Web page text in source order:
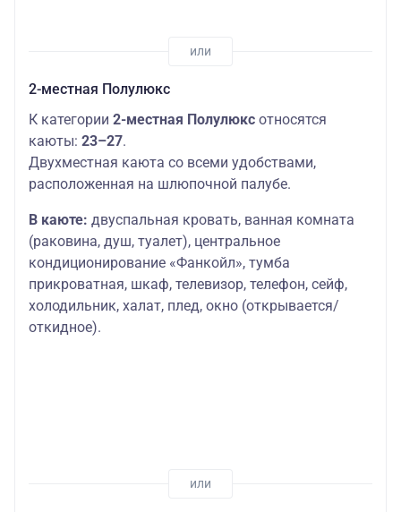
2-местная Полулюкс
К категории 2-местная Полулюкс относятся
каюты: 23–27.
Двухместная каюта со всеми удобствами,
расположенная на шлюпочной палубе.
В каюте: двуспальная кровать, ванная комната
(раковина, душ, туалет), центральное
кондиционирование «Фанкойл», тумба
прикроватная, шкаф, телевизор, телефон, сейф,
холодильник, халат, плед, окно (открывается/
откидное).